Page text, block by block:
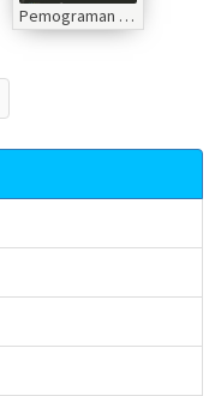
Pemograman dan Komputerisasi Numerik Menggunakan Python